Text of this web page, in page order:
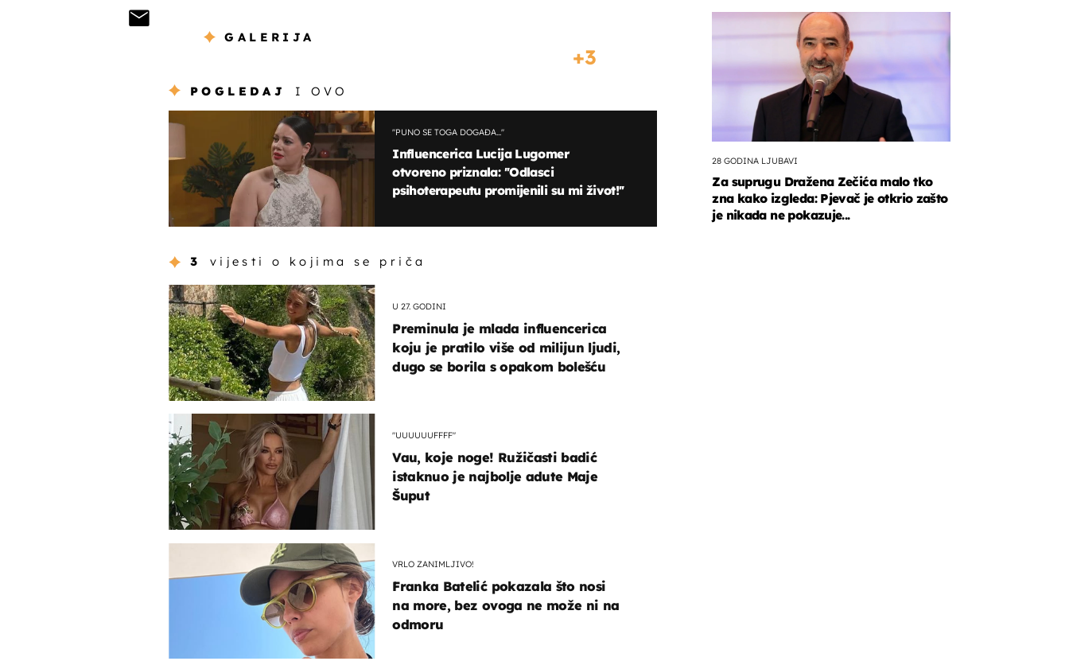
GALERIJA
3
POGLEDAJ I OVO
''PUNO SE TOGA DOGAĐA...''
Influencerica Lucija Lugomer
otvoreno priznala: ''Odlasci
psihoterapeutu promijenili su mi život!''
3 vijesti o kojima se priča
U 27. GODINI
Preminula je mlada influencerica
koju je pratilo više od milijun ljudi,
dugo se borila s opakom bolešću
"UUUUUUFFFF"
Vau, koje noge! Ružičasti badić
istaknuo je najbolje adute Maje
Šuput
VRLO ZANIMLJIVO!
Franka Batelić pokazala što nosi
na more, bez ovoga ne može ni na
odmoru
28 GODINA LJUBAVI
Za suprugu Dražena Zečića malo tko
zna kako izgleda: Pjevač je otkrio zašto
je nikada ne pokazuje...